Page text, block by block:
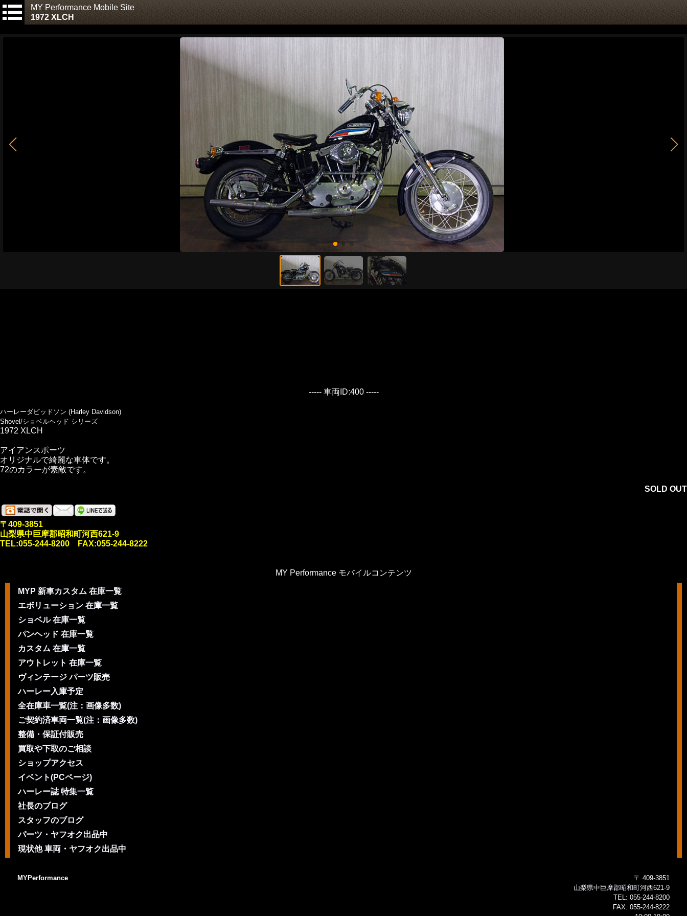
MY Performance Mobile Site
1972 XLCH
----- 車両ID:400 -----
ハーレーダビッドソン (Harley Davidson)
Shovel/ショベルヘッド シリーズ
1972 XLCH
アイアンスポーツ
オリジナルで綺麗な車体です。
72のカラーが素敵です。
SOLD OUT
〒409-3851
山梨県中巨摩郡昭和町河西621-9
TEL:055-244-8200 FAX:055-244-8222
MY Performance モバイルコンテンツ
MYP 新車カスタム 在庫一覧
エボリューション 在庫一覧
ショベル 在庫一覧
パンヘッド 在庫一覧
カスタム 在庫一覧
アウトレット 在庫一覧
ヴィンテージ パーツ販売
ハーレー入庫予定
全在庫車一覧(注：画像多数)
ご契約済車両一覧(注：画像多数)
整備・保証付販売
買取や下取のご相談
ショップアクセス
イベント(PCページ)
ハーレー誌 特集一覧
社長のブログ
スタッフのブログ
パーツ・ヤフオク出品中
現状他 車両・ヤフオク出品中
MYPerformance
〒 409-3851
山梨県中巨摩郡昭和町河西621-9
TEL: 055-244-8200
FAX: 055-244-8222